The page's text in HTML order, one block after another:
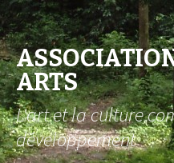
ARTS
L'art et la culture
développement